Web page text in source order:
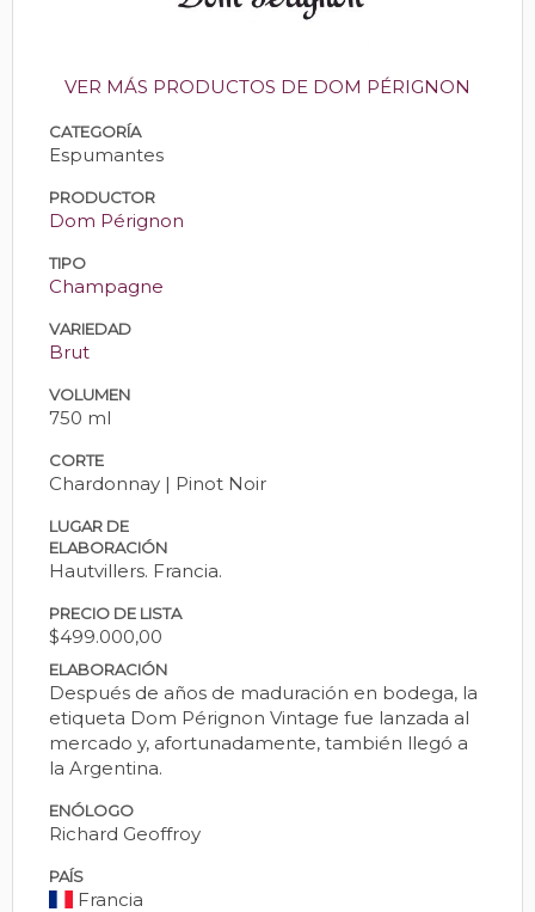
VER MÁS PRODUCTOS DE DOM PÉRIGNON
CATEGORÍA
Espumantes
PRODUCTOR
Dom Pérignon
TIPO
Champagne
VARIEDAD
Brut
VOLUMEN
750 ml
CORTE
Chardonnay | Pinot Noir
LUGAR DE
ELABORACIÓN
Hautvillers. Francia.
PRECIO DE LISTA
$499.000,00
ELABORACIÓN
Después de años de maduración en bodega, la
etiqueta Dom Pérignon Vintage fue lanzada al
mercado y, afortunadamente, también llegó a
la Argentina.
ENÓLOGO
Richard Geoffroy
PAÍS
Francia